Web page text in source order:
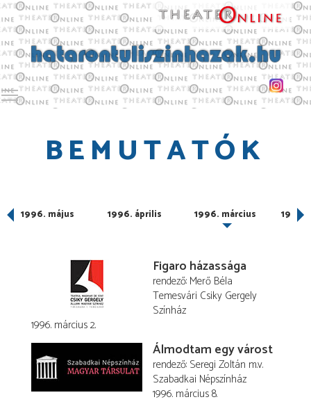
Toggle main menu visibility
BEMUTATÓK
1996. május 1996. április 1996. március 1996.
Figaro házassága
rendező Merő Béla
Temesvári Csiky Gergely
Színház
1996. március 2.
Álmodtam egy várost
rendező Seregi Zoltán m.v.
Szabadkai Népszínház
1996. március 8.